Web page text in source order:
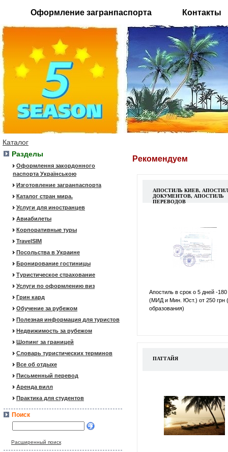
Оформление загранпаспорта Контакты
Каталог
Разделы
Оформлення закордонного
паспорта Українською
Изготовление загранпаспорта
Каталог стран мира.
Услуги для иностранцев
Авиабилеты
Корпоративные туры
TravelSIM
Посольства в Украине
Бронирование гостиницы
Туристическое страхование
Услуги по оформлению виз
Грин кард
Обучение за рубежом
Полезная информация для туристов
Недвижимость за рубежом
Шопинг за границей
Словарь туристических терминов
Все об отдыхе
Письменный перевод
Аренда вилл
Практика для студентов
Поиск
Расширенный поиск
Рекомендуем
АПОСТИЛЬ КИЕВ,
ДОКУМЕНТОВ, АПОСТИЛЬ
ПЕРЕВОДОВ
Апостиль в срок о 5 дней -180
(МИД и Мин. Юст.) от 250 грн
образования)
ПАТТАЙЯ